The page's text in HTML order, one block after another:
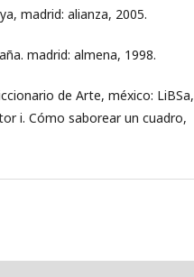
madrid: alianza, 2005.
madrid: almena, 1998.
de Arte, méxico: LiBSa,
i. Cómo saborear un cuadro,